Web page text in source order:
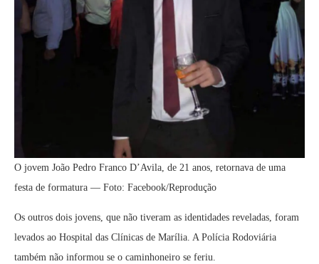
O jovem João Pedro Franco D’Avila, de 21 anos, retornava de uma
festa de formatura — Foto: Facebook/Reprodução
Os outros dois jovens, que não tiveram as identidades reveladas, foram
levados ao Hospital das Clínicas de Marília. A Polícia Rodoviária
também não informou se o caminhoneiro se feriu.